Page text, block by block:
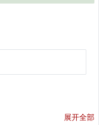
展开全部